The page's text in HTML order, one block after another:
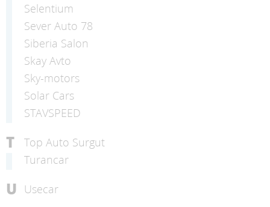
Selentium
Sever Auto 78
Siberia Salon
Skay Avto
Sky-motors
Solar Cars
STAVSPEED
T
Top Auto Surgut
Turancar
U Usecar